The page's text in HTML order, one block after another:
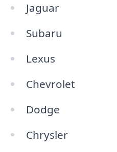
Jaguar
Subaru
Lexus
Chevrolet
Dodge
Chrysler